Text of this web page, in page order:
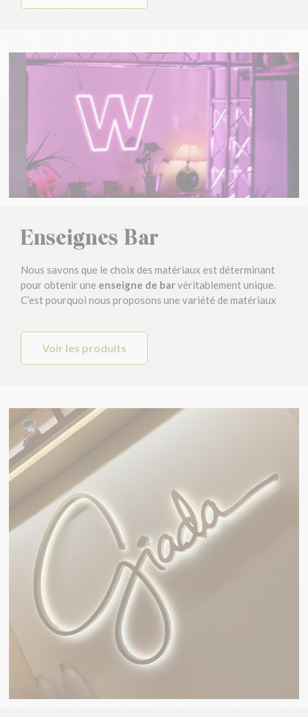
Enseignes Bar
Nous savons que le choix des matériaux est déterminant
pour obtenir une enseigne de barvéritablement unique.
C’est pourquoi nous proposons une variété de matériaux
Voir les produits